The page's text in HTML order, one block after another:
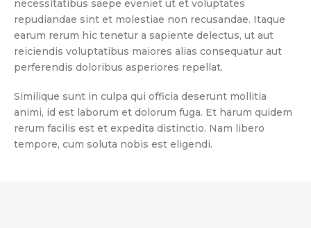
necessitatibus saepe eveniet ut et voluptates
repudiandae sint et molestiae non recusandae. Itaque
earum rerum hic tenetur a sapiente delectus, ut aut
reiciendis voluptatibus maiores alias consequatur aut
perferendis doloribus asperiores repellat.
Similique sunt in culpa qui officia deserunt mollitia
animi, id est laborum et dolorum fuga. Et harum quidem
rerum facilis est et expedita distinctio. Nam libero
tempore, cum soluta nobis est eligendi.